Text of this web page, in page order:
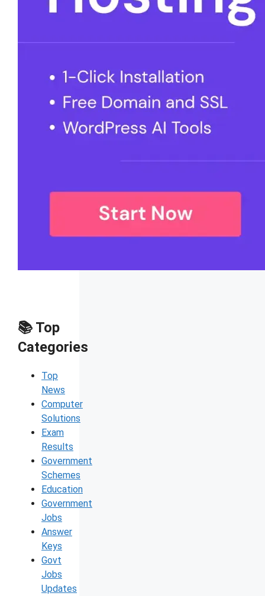
📚 Top
Categories
Top
News
Computer
Solutions
Exam
Results
Government
Schemes
Education
Government
Jobs
Answer
Keys
Govt
Jobs
Updates